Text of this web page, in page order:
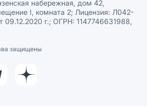
набережная, дом 42,
I, комната 2; Лицензия: Л042-
09.12.2020 г.; ОГРН: 1147746631988,
защищены